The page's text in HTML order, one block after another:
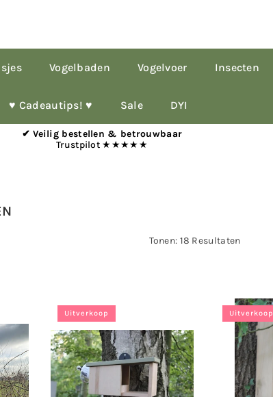
Vogelbaden Vogelvoer Insecten
♥︎ Cadeautips! ♥︎ Sale DYI
✔ Veilig bestellen & betrouwbaar
Trustpilot ★★★★★
Tonen: 18 Resultaten
Uitverkoop Uitverkoop